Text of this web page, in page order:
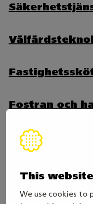
This
We use cookies to
Fostran och
Byggande